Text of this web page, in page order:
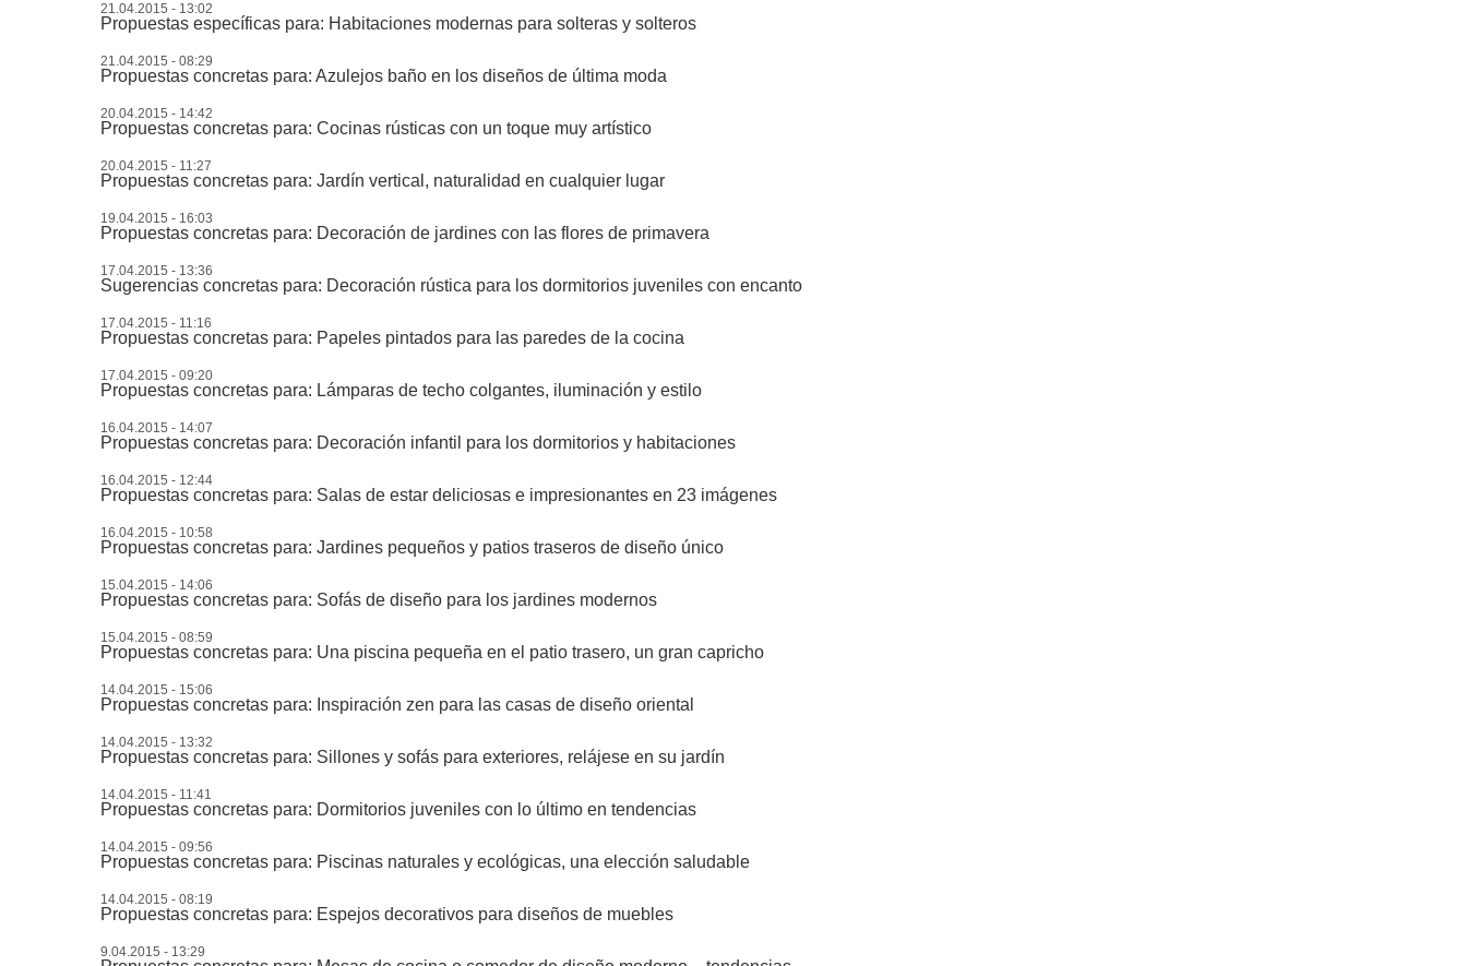
21.04.2015 - 13:02
Propuestas específicas para: Habitaciones modernas para solteras y solteros
21.04.2015 - 08:29
Propuestas concretas para: Azulejos baño en los diseños de última moda
20.04.2015 - 14:42
Propuestas concretas para: Cocinas rústicas con un toque muy artístico
20.04.2015 - 11:27
Propuestas concretas para: Jardín vertical, naturalidad en cualquier lugar
19.04.2015 - 16:03
Propuestas concretas para: Decoración de jardines con las flores de primavera
17.04.2015 - 13:36
Sugerencias concretas para: Decoración rústica para los dormitorios juveniles con encanto
17.04.2015 - 11:16
Propuestas concretas para: Papeles pintados para las paredes de la cocina
17.04.2015 - 09:20
Propuestas concretas para: Lámparas de techo colgantes, iluminación y estilo
16.04.2015 - 14:07
Propuestas concretas para: Decoración infantil para los dormitorios y habitaciones
16.04.2015 - 12:44
Propuestas concretas para: Salas de estar deliciosas e impresionantes en 23 imágenes
16.04.2015 - 10:58
Propuestas concretas para: Jardines pequeños y patios traseros de diseño único
15.04.2015 - 14:06
Propuestas concretas para: Sofás de diseño para los jardines modernos
15.04.2015 - 08:59
Propuestas concretas para: Una piscina pequeña en el patio trasero, un gran capricho
14.04.2015 - 15:06
Propuestas concretas para: Inspiración zen para las casas de diseño oriental
14.04.2015 - 13:32
Propuestas concretas para: Sillones y sofás para exteriores, relájese en su jardín
14.04.2015 - 11:41
Propuestas concretas para: Dormitorios juveniles con lo último en tendencias
14.04.2015 - 09:56
Propuestas concretas para: Piscinas naturales y ecológicas, una elección saludable
14.04.2015 - 08:19
Propuestas concretas para: Espejos decorativos para diseños de muebles
9.04.2015 - 13:29